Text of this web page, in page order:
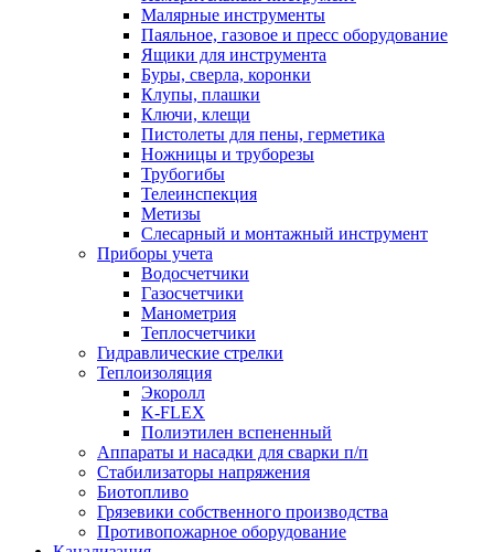
Малярные инструменты
Паяльное, газовое и пресс оборудование
Ящики для инструмента
Буры, сверла, коронки
Клупы, плашки
Ключи, клещи
Пистолеты для пены, герметика
Ножницы и труборезы
Трубогибы
Телеинспекция
Метизы
Слесарный и монтажный инструмент
Приборы учета
Водосчетчики
Газосчетчики
Манометрия
Теплосчетчики
Гидравлические стрелки
Теплоизоляция
Экоролл
K-FLEX
Полиэтилен вспененный
Аппараты и насадки для сварки п/п
Стабилизаторы напряжения
Биотопливо
Грязевики собственного производства
Противопожарное оборудование